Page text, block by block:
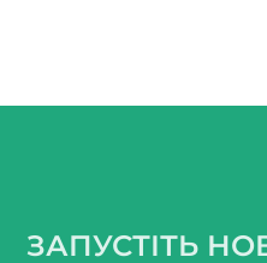
ЗАПУСТІТЬ